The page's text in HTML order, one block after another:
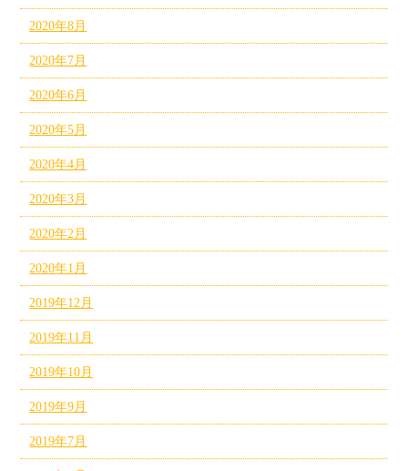
2020年8月
2020年7月
2020年6月
2020年5月
2020年4月
2020年3月
2020年2月
2020年1月
2019年12月
2019年11月
2019年10月
2019年9月
2019年7月